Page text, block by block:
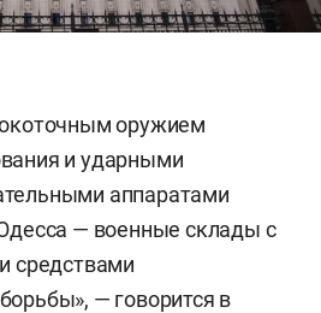
оружием
и ударными
аппаратами
— военные склады с
средствами
— говорится в